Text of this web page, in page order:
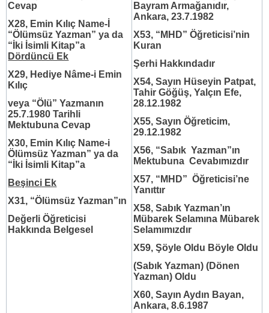
Cevap
X28, Emin Kılıç Name-İ
“Ölümsüz Yazman” ya da
“İki İsimli Kitap”a
Dördüncü Ek
X29, Hediye Nâme-i Emin
Kılıç
veya “Ölü” Yazmanın
25.7.1980 Tarihli
Mektubuna Cevap
X30, Emin Kılıç Name-i
Ölümsüz Yazman” ya da
“İki İsimli Kitap”a
Beşinci Ek
X31, “Ölümsüz Yazman”ın
Değerli Öğreticisi
Hakkında Belgesel
Bayram Armağanıdır,
Ankara, 23.7.1982
X53, “MHD” Öğreticisi’nin
Kuran
Şerhi Hakkındadır
X54, Sayın Hüseyin Patpat,
Tahir Göğüş, Yalçın Efe,
28.12.1982
X55, Sayın Öğreticim,
29.12.1982
X56, “Sabık Yazman”ın
Mektubuna Cevabımızdır
X57, “MHD” Öğreticisi’ne
Yanıttır
X58, Sabık Yazman’ın
Mübarek Selamına Mübarek
Selamımızdır
X59, Şöyle Oldu Böyle Oldu
(Sabık Yazman) (Dönen
Yazman) Oldu
X60, Sayın Aydın Bayan,
Ankara, 8.6.1987